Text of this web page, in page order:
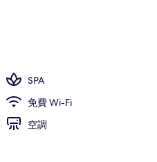
SPA
免費 Wi-Fi
空調